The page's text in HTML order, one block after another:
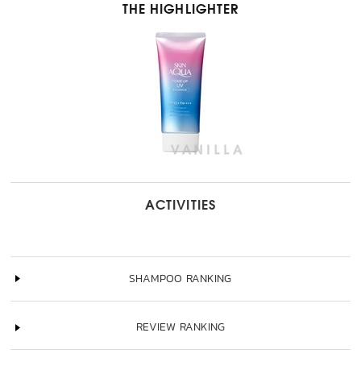
THE HIGHLIGHTER
ACTIVITIES
SHAMPOO RANKING
REVIEW RANKING